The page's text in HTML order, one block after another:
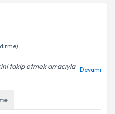
takip etmek amacıyla Devamı